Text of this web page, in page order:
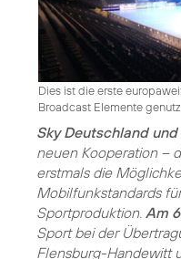
Dies ist die erste
Broadcast Elemente
Sky Deutschland und
neuen Kooperation –
erstmals die
Mobilfunkstandards
Sportproduktion. Am
Sport bei der
Flensburg-Handewitt